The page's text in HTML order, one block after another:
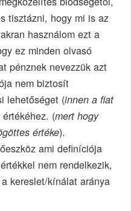
tisztázni, hogy mi is az
használom ezt a
ez minden olvasó
pénznek nevezzük azt
nem biztosít
lehetőséget (innen a fiat
(mert hogy
értéke).
ami definíciója
nem rendelkezik,
kereslet/kínálat aránya